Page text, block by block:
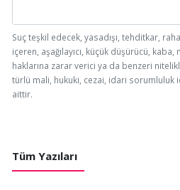
Suç teşkil edecek, yasadışı, tehditkar,
içeren, aşağılayıcı, küçük düşürücü,
haklarına zarar verici ya da benzeri
türlü mali, hukuki, cezai, idari sorumluluk
aittir.
Tüm Yazıları